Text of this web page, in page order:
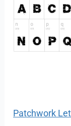
Patchwork